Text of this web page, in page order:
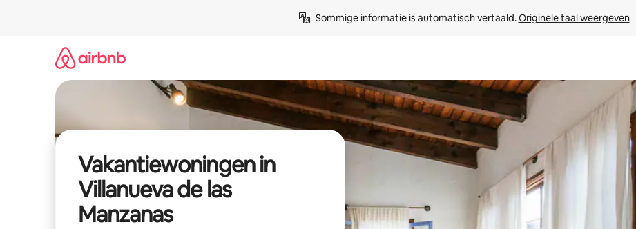
Sommige informatie is automatisch vertaald. Originele taal weergeven
Vakantiewoningen in
Villanueva de las
Manzanas